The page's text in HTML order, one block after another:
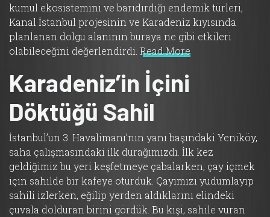
kumul ekosistemini ve barıdırdığı endemik türleri,
Kanal İstanbul projesinin ve Karadeniz kıyısında
planlanan dolgu alanının buraya ne gibi etkileri
olabileceğini değerlendirdi. Read More
Karadeniz’in İçini
Döktüğü Sahil
İstanbul’un 3. Havalimanı’nın yanı başındaki Yeniköy,
saha çalışmasındaki ilk durağımızdı. İlk kez
geldiğimiz bu yeri keşfetmeye çabalarken, çay içmek
için sahilde bir kafeye oturduk. Çayımızı yudumlayıp
sahili izlerken, eğilip yerden aldıklarını elindeki
çuvala dolduran birini gördük. Bu kişi, sahile vuran